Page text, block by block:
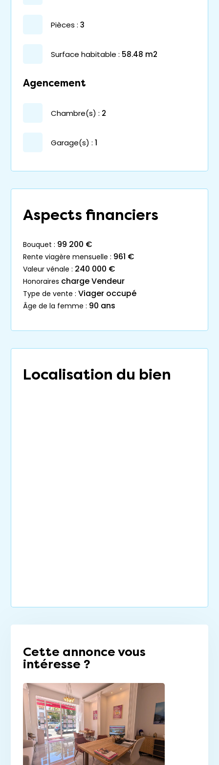
pièces : 3
surface habitable : 58.48 m2
Agencement
chambre(s) : 2
garage(s) : 1
Aspects financiers
bouquet : 99 200 €
rente viagère mensuelle : 961 €
valeur vénale : 240 000 €
honoraires charge Vendeur
type de vente : Viager occupé
âge de la femme : 90 ans
Localisation du bien
Cette annonce vous
intéresse ?